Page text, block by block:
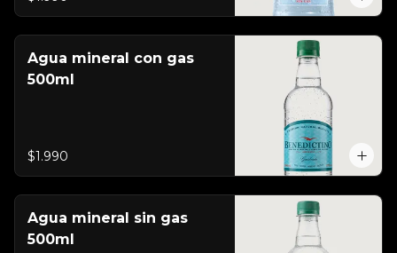
Agua mineral con gas
500ml
$1.990
Agua mineral sin gas
500ml